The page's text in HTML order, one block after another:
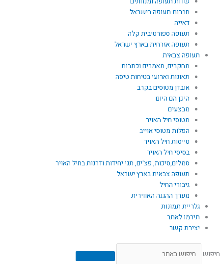
חברות תעופה בישראל
דאייה
תעופה ספורטיבית קלה
תעופה אזרחית בארץ ישראל
תעופה צבאית
מחקרים, מאמרים וכתבות
תאונות וארועי בטיחות טיסה
אובדן מטוסים בקרב
היכן הם היום
מבצעים
מטוסי חיל האויר
הפלות מטוסי אוייב
טייסות חיל האויר
בסיסי חיל האויר
סמלים,סיכות, פצ'ים, תגי יחידות ודרגות בחיל האויר
תעופה צבאית בארץ ישראל
גיבורי החיל
מערך ההגנה האווירית
גלריית תמונות
תירמו לאתר
יצירת קשר
חיפוש